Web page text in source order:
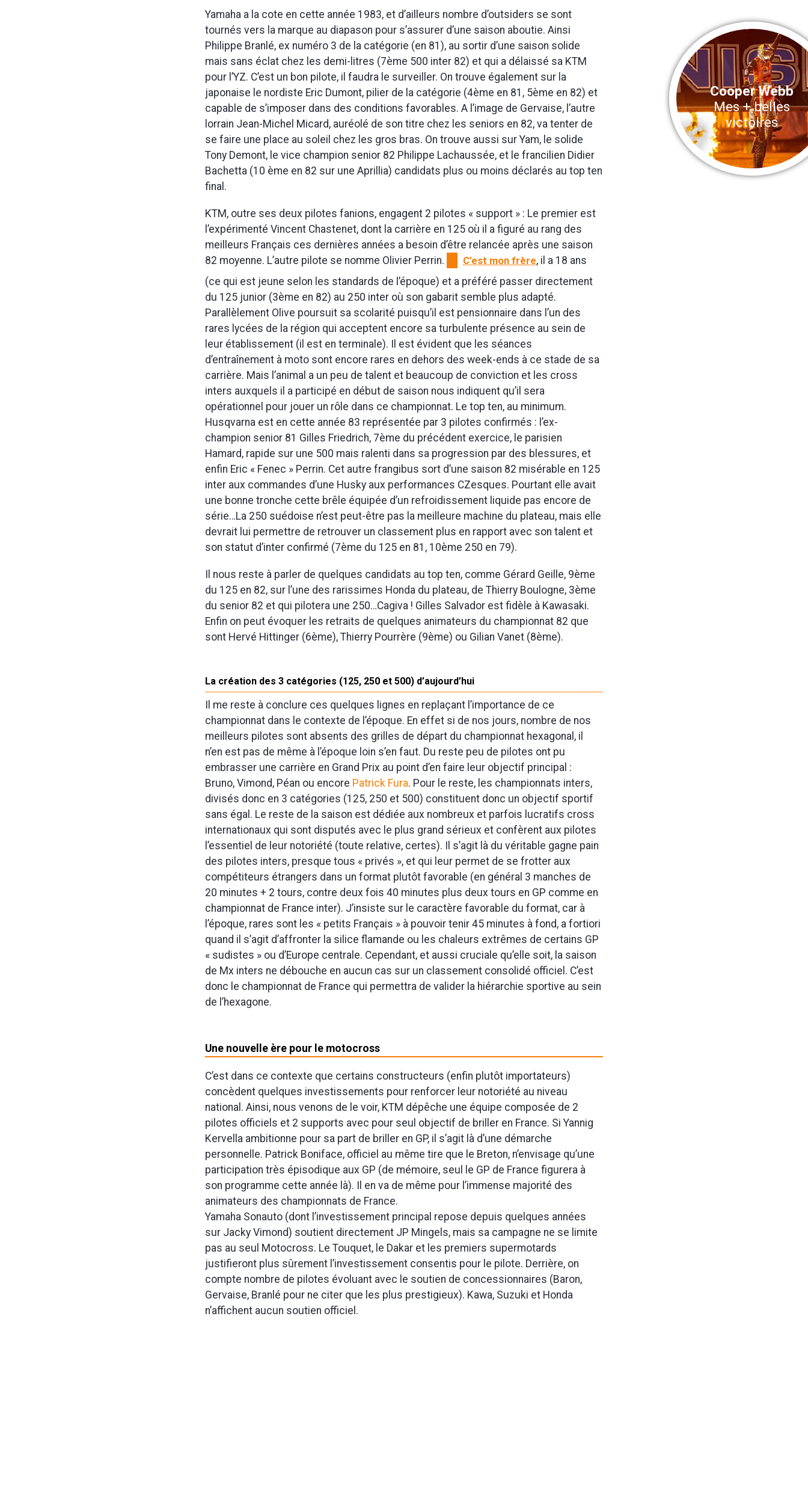
Cooper Webb
Mes + belles
victoires
Yamaha a la cote en cette année 1983, et d’ailleurs nombre d’outsiders se sont
tournés vers la marque au diapason pour s’assurer d’une saison aboutie. Ainsi
Philippe Branlé, ex numéro 3 de la catégorie (en 81), au sortir d’une saison solide
mais sans éclat chez les demi-litres (7ème 500 inter 82) et qui a délaissé sa KTM
pour l’YZ. C’est un bon pilote, il faudra le surveiller. On trouve également sur la
japonaise le nordiste Eric Dumont, pilier de la catégorie (4ème en 81, 5ème en 82) et
capable de s’imposer dans des conditions favorables. A l’image de Gervaise, l’autre
lorrain Jean-Michel Micard, auréolé de son titre chez les seniors en 82, va tenter de
se faire une place au soleil chez les gros bras. On trouve aussi sur Yam, le solide
Tony Demont, le vice champion senior 82 Philippe Lachaussée, et le francilien Didier
Bachetta (10 ème en 82 sur une Aprillia) candidats plus ou moins déclarés au top ten
final.
KTM, outre ses deux pilotes fanions, engagent 2 pilotes « support » : Le premier est
l’expérimenté Vincent Chastenet, dont la carrière en 125 où il a figuré au rang des
meilleurs Français ces dernières années a besoin d’être relancée après une saison
82 moyenne. L’autre pilote se nomme Olivier Perrin.
C’est mon frère, il a 18 ans
(ce qui est jeune selon les standards de l’époque) et a préféré passer directement
du 125 junior (3ème en 82) au 250 inter où son gabarit semble plus adapté.
Parallèlement Olive poursuit sa scolarité puisqu’il est pensionnaire dans l’un des
rares lycées de la région qui acceptent encore sa turbulente présence au sein de
leur établissement (il est en terminale). Il est évident que les séances
d’entraînement à moto sont encore rares en dehors des week-ends à ce stade de sa
carrière. Mais l’animal a un peu de talent et beaucoup de conviction et les cross
inters auxquels il a participé en début de saison nous indiquent qu’il sera
opérationnel pour jouer un rôle dans ce championnat. Le top ten, au minimum.
Husqvarna est en cette année 83 représentée par 3 pilotes confirmés : l’ex-
champion senior 81 Gilles Friedrich, 7ème du précédent exercice, le parisien
Hamard, rapide sur une 500 mais ralenti dans sa progression par des blessures, et
enfin Eric « Fenec » Perrin. Cet autre frangibus sort d’une saison 82 misérable en 125
inter aux commandes d’une Husky aux performances CZesques. Pourtant elle avait
une bonne tronche cette brêle équipée d’un refroidissement liquide pas encore de
série…La 250 suédoise n’est peut-être pas la meilleure machine du plateau, mais elle
devrait lui permettre de retrouver un classement plus en rapport avec son talent et
son statut d’inter confirmé (7ème du 125 en 81, 10ème 250 en 79).
Il nous reste à parler de quelques candidats au top ten, comme Gérard Geille, 9ème
du 125 en 82, sur l’une des rarissimes Honda du plateau, de Thierry Boulogne, 3ème
du senior 82 et qui pilotera une 250…Cagiva ! Gilles Salvador est fidèle à Kawasaki.
Enfin on peut évoquer les retraits de quelques animateurs du championnat 82 que
sont Hervé Hittinger (6ème), Thierry Pourrère (9ème) ou Gilian Vanet (8ème).
La création des 3 catégories (125, 250 et 500) d’aujourd’hui
Il me reste à conclure ces quelques lignes en replaçant l’importance de ce
championnat dans le contexte de l’époque. En effet si de nos jours, nombre de nos
meilleurs pilotes sont absents des grilles de départ du championnat hexagonal, il
n’en est pas de même à l’époque loin s’en faut. Du reste peu de pilotes ont pu
embrasser une carrière en Grand Prix au point d’en faire leur objectif principal :
Bruno, Vimond, Péan ou encore Patrick Fura. Pour le reste, les championnats inters,
divisés donc en 3 catégories (125, 250 et 500) constituent donc un objectif sportif
sans égal. Le reste de la saison est dédiée aux nombreux et parfois lucratifs cross
internationaux qui sont disputés avec le plus grand sérieux et confèrent aux pilotes
l’essentiel de leur notoriété (toute relative, certes). Il s’agit là du véritable gagne pain
des pilotes inters, presque tous « privés », et qui leur permet de se frotter aux
compétiteurs étrangers dans un format plutôt favorable (en général 3 manches de
20 minutes + 2 tours, contre deux fois 40 minutes plus deux tours en GP comme en
championnat de France inter). J’insiste sur le caractère favorable du format, car à
l’époque, rares sont les « petits Français » à pouvoir tenir 45 minutes à fond, a fortiori
quand il s’agit d’affronter la silice flamande ou les chaleurs extrêmes de certains GP
« sudistes » ou d’Europe centrale. Cependant, et aussi cruciale qu’elle soit, la saison
de Mx inters ne débouche en aucun cas sur un classement consolidé officiel. C’est
donc le championnat de France qui permettra de valider la hiérarchie sportive au sein
de l’hexagone.
Une nouvelle ère pour le motocross
C’est dans ce contexte que certains constructeurs (enfin plutôt importateurs)
concèdent quelques investissements pour renforcer leur notoriété au niveau
national. Ainsi, nous venons de le voir, KTM dépêche une équipe composée de 2
pilotes officiels et 2 supports avec pour seul objectif de briller en France. Si Yannig
Kervella ambitionne pour sa part de briller en GP, il s’agit là d’une démarche
personnelle. Patrick Boniface, officiel au même tire que le Breton, n’envisage qu’une
participation très épisodique aux GP (de mémoire, seul le GP de France figurera à
son programme cette année là). Il en va de même pour l’immense majorité des
animateurs des championnats de France.
Yamaha Sonauto (dont l’investissement principal repose depuis quelques années
sur Jacky Vimond) soutient directement JP Mingels, mais sa campagne ne se limite
pas au seul Motocross. Le Touquet, le Dakar et les premiers supermotards
justifieront plus sûrement l’investissement consentis pour le pilote. Derrière, on
compte nombre de pilotes évoluant avec le soutien de concessionnaires (Baron,
Gervaise, Branlé pour ne citer que les plus prestigieux). Kawa, Suzuki et Honda
n’affichent aucun soutien officiel.